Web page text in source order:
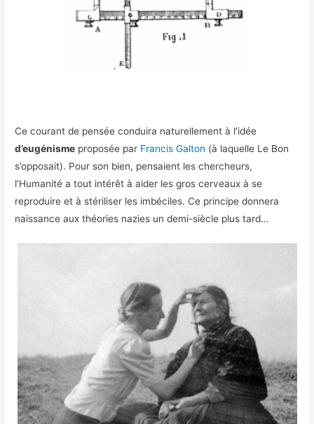
Ce courant de pensée conduira naturellement à l’idée
d’eugénisme proposée par Francis Galton (à laquelle Le Bon
s’opposait). Pour son bien, pensaient les chercheurs,
l’Humanité a tout intérêt à aider les gros cerveaux à se
reproduire et à stériliser les imbéciles. Ce principe donnera
naissance aux théories nazies un demi-siècle plus tard…